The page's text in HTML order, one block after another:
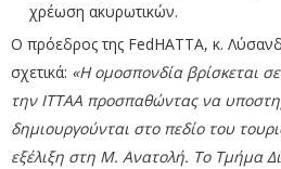
χρέωση ακυρωτικών.
Ο πρόεδρος της FedHATTA, κ.
σχετικά: «Η ομοσπονδία βρίσκεται
την ΙΤΤΑA προσπαθώντας να
δημιουργούνται στο πεδίο του
εξέλιξη στη Μ. Ανατολή. Το Τμήμα